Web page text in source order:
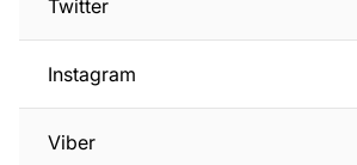
Twitter
Instagram
Viber